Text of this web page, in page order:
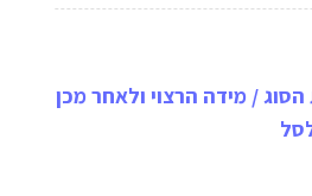
⁦₪312.00⁩
/ מידה הרצוי ולאחר מכן